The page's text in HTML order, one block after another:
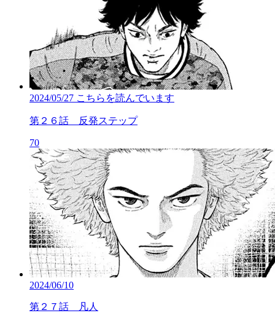
2024/05/27 こちらを読んでいます
第２６話 反発ステップ
70
2024/06/10
第２７話 凡人